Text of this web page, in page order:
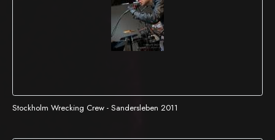
Stockholm Wrecking Crew - Sandersleben 2011